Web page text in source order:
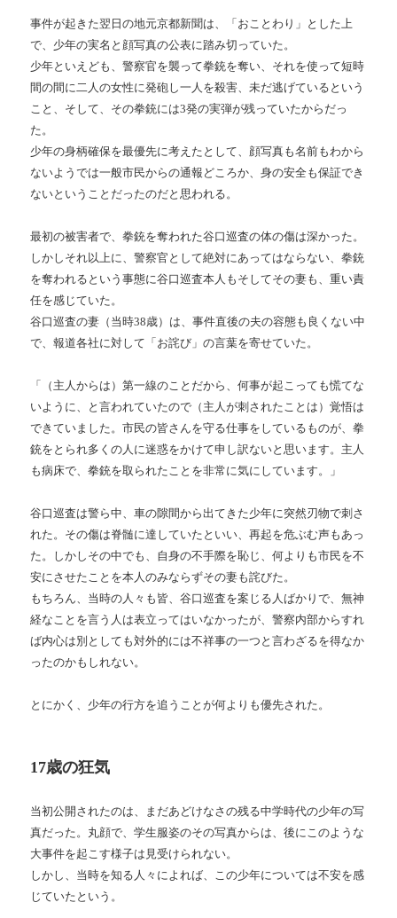
事件が起きた翌日の地元京都新聞は、「おことわり」とした上
で、少年の実名と顔写真の公表に踏み切っていた。
少年といえども、警察官を襲って拳銃を奪い、それを使って短時
間の間に二人の女性に発砲し一人を殺害、未だ逃げているという
こと、そして、その拳銃には3発の実弾が残っていたからだっ
た。
少年の身柄確保を最優先に考えたとして、顔写真も名前もわから
ないようでは一般市民からの通報どころか、身の安全も保証でき
ないということだったのだと思われる。
最初の被害者で、拳銃を奪われた谷口巡査の体の傷は深かった。
しかしそれ以上に、警察官として絶対にあってはならない、拳銃
を奪われるという事態に谷口巡査本人もそしてその妻も、重い責
任を感じていた。
谷口巡査の妻（当時38歳）は、事件直後の夫の容態も良くない中
で、報道各社に対して「お詫び」の言葉を寄せていた。
「（主人からは）第一線のことだから、何事が起こっても慌てな
いように、と言われていたので（主人が刺されたことは）覚悟は
できていました。市民の皆さんを守る仕事をしているものが、拳
銃をとられ多くの人に迷惑をかけて申し訳ないと思います。主人
も病床で、拳銃を取られたことを非常に気にしています。」
谷口巡査は警ら中、車の隙間から出てきた少年に突然刃物で刺さ
れた。その傷は脊髄に達していたといい、再起を危ぶむ声もあっ
た。しかしその中でも、自身の不手際を恥じ、何よりも市民を不
安にさせたことを本人のみならずその妻も詫びた。
もちろん、当時の人々も皆、谷口巡査を案じる人ばかりで、無神
経なことを言う人は表立ってはいなかったが、警察内部からすれ
ば内心は別としても対外的には不祥事の一つと言わざるを得なか
ったのかもしれない。
とにかく、少年の行方を追うことが何よりも優先された。
17歳の狂気
当初公開されたのは、まだあどけなさの残る中学時代の少年の写
真だった。丸顔で、学生服姿のその写真からは、後にこのような
大事件を起こす様子は見受けられない。
しかし、当時を知る人々によれば、この少年については不安を感
じていたという。